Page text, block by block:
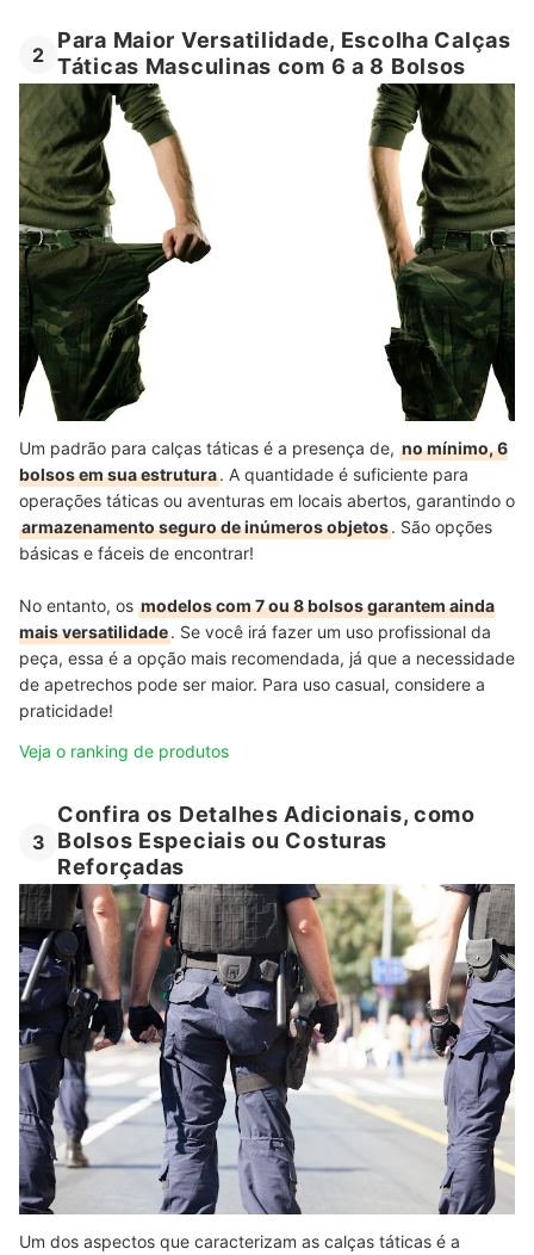
2
Para Maior Versatilidade, Escolha Calças
Táticas Masculinas com 6 a 8 Bolsos
Um padrão para calças táticas é a presença de, no mínimo, 6
bolsos em sua estrutura. A quantidade é suficiente para
operações táticas ou aventuras em locais abertos, garantindo o
armazenamento seguro de inúmeros objetos. São opções
básicas e fáceis de encontrar!
No entanto, os modelos com 7 ou 8 bolsos garantem ainda
mais versatilidade. Se você irá fazer um uso profissional da
peça, essa é a opção mais recomendada, já que a necessidade
de apetrechos pode ser maior. Para uso casual, considere a
praticidade!
Veja o ranking de produtos
3
Confira os Detalhes Adicionais, como
Bolsos Especiais ou Costuras
Reforçadas
Um dos aspectos que caracterizam as calças táticas é a